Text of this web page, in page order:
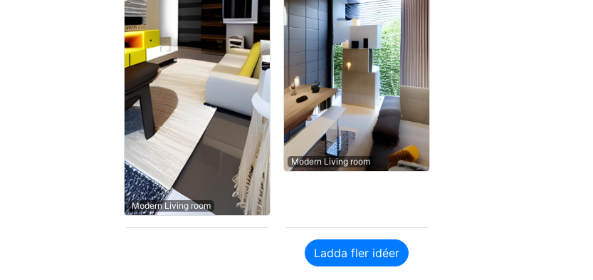
Modern Living room
Modern Living room
Ladda fler idéer